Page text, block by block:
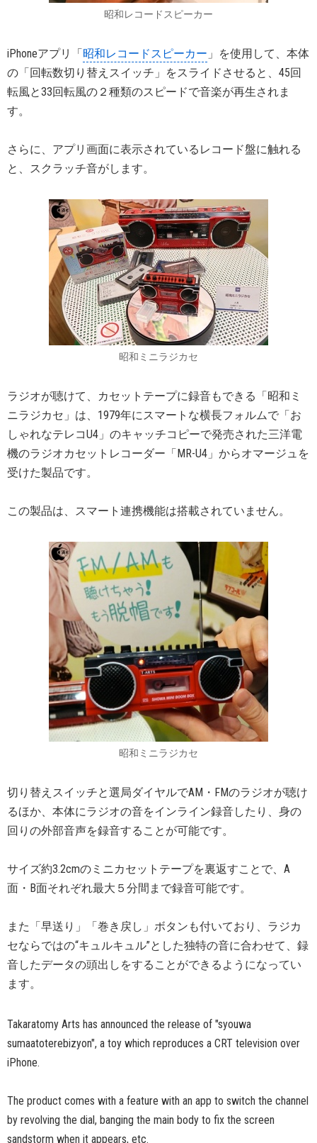
昭和レコードスピーカー
iPhoneアプリ「昭和レコードスピーカー 」を使用して、本体
の「回転数切り替えスイッチ」をスライドさせると、45回
転風と33回転風の２種類のスピードで音楽が再生されま
す。
さらに、アプリ画面に表示されているレコード盤に触れる
と、スクラッチ音がします。
昭和ミニラジカセ
ラジオが聴けて、カセットテープに録音もできる「昭和ミ
ニラジカセ」は、1979年にスマートな横長フォルムで「お
しゃれなテレコU4」のキャッチコピーで発売された三洋電
機のラジオカセットレコーダー「MR-U4」からオマージュを
受けた製品です。
この製品は、スマート連携機能は搭載されていません。
昭和ミニラジカセ
切り替えスイッチと選局ダイヤルでAM・FMのラジオが聴け
るほか、本体にラジオの音をインライン録音したり、身の
回りの外部音声を録音することが可能です。
サイズ約3.2cmのミニカセットテープを裏返すことで、A
面・B面それぞれ最大５分間まで録音可能です。
また「早送り」「巻き戻し」ボタンも付いており、ラジカ
セならではの“キュルキュル”とした独特の音に合わせて、録
音したデータの頭出しをすることができるようになってい
ます。
Takaratomy Arts has announced the release of "syouwa
sumaatoterebizyon", a toy which reproduces a CRT television over
iPhone.
The product comes with a feature with an app to switch the channel
by revolving the dial, banging the main body to fix the screen
sandstorm when it appears, etc.